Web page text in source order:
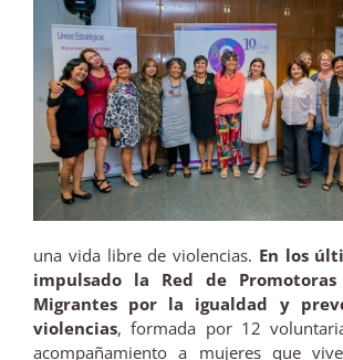
una vida libre de violencias. En los
impulsado la Red de Promotoras
Migrantes por la igualdad y
violencias, formada por 12
acompañamiento a mujeres que